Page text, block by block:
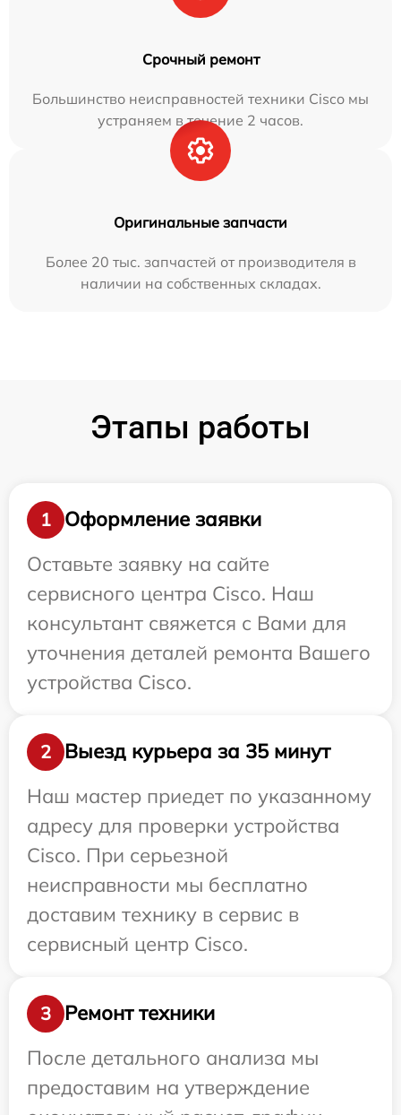
Срочный ремонт
Большинство неисправностей техники Cisco мы
устраняем в течение 2 часов.
Оригинальные запчасти
Более 20 тыс. запчастей от производителя в
наличии на собственных складах.
Этапы работы
1
Оформление заявки
Оставьте заявку на сайте
сервисного центра Cisco. Наш
консультант свяжется с Вами для
уточнения деталей ремонта Вашего
устройства Cisco.
2
Выезд курьера за 35 минут
Наш мастер приедет по указанному
адресу для проверки устройства
Cisco. При серьезной
неисправности мы бесплатно
доставим технику в сервис в
сервисный центр Cisco.
3
Ремонт техники
После детального анализа мы
предоставим на утверждение